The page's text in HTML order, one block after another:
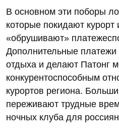
В основном эти поборы
которые покидают курорт
«обрушивают»
Дополнительные
отдыха и делают Патонг
конкурентоспособным
курортов региона.
переживают трудные
ночных клуба для